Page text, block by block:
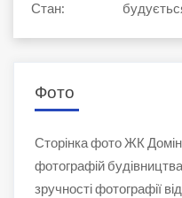
Стан:
Фото
Сторінка фото ЖК
фотографій
зручності фотографії